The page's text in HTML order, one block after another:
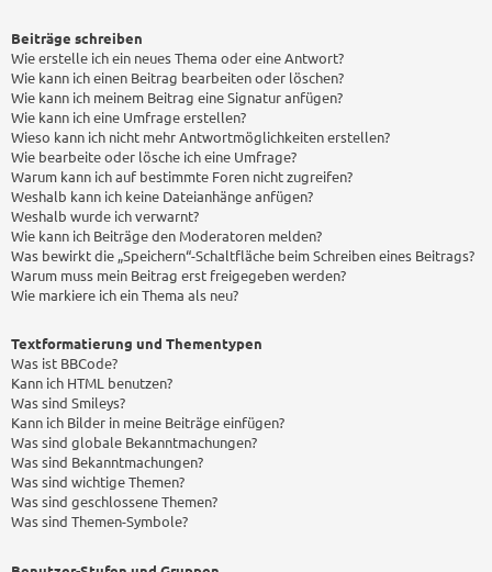
Beiträge schreiben
Wie erstelle ich ein neues Thema oder eine Antwort?
Wie kann ich einen Beitrag bearbeiten oder löschen?
Wie kann ich meinem Beitrag eine Signatur anfügen?
Wie kann ich eine Umfrage erstellen?
Wieso kann ich nicht mehr Antwortmöglichkeiten erstellen?
Wie bearbeite oder lösche ich eine Umfrage?
Warum kann ich auf bestimmte Foren nicht zugreifen?
Weshalb kann ich keine Dateianhänge anfügen?
Weshalb wurde ich verwarnt?
Wie kann ich Beiträge den Moderatoren melden?
Was bewirkt die „Speichern“-Schaltfläche beim Schreiben eines Beitrags?
Warum muss mein Beitrag erst freigegeben werden?
Wie markiere ich ein Thema als neu?
Textformatierung und Thementypen
Was ist BBCode?
Kann ich HTML benutzen?
Was sind Smileys?
Kann ich Bilder in meine Beiträge einfügen?
Was sind globale Bekanntmachungen?
Was sind Bekanntmachungen?
Was sind wichtige Themen?
Was sind geschlossene Themen?
Was sind Themen-Symbole?